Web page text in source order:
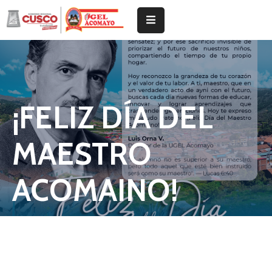
Inicio
Institucional
Tramites
Noticias
Documentos
De
Gestión
¡FELIZ DÍA DEL
MAESTRO
ACOMAINO!